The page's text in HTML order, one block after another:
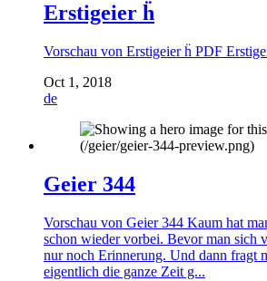
Erstigeier ḧ
Vorschau von Erstigeier ḧ PDF
Oct 1, 2018
de
Geier 344
Vorschau von Geier 344 Kaum hat
schon wieder vorbei. Bevor man sich
nur noch Erinnerung. Und dann fragt
eigentlich die ganze Zeit g...